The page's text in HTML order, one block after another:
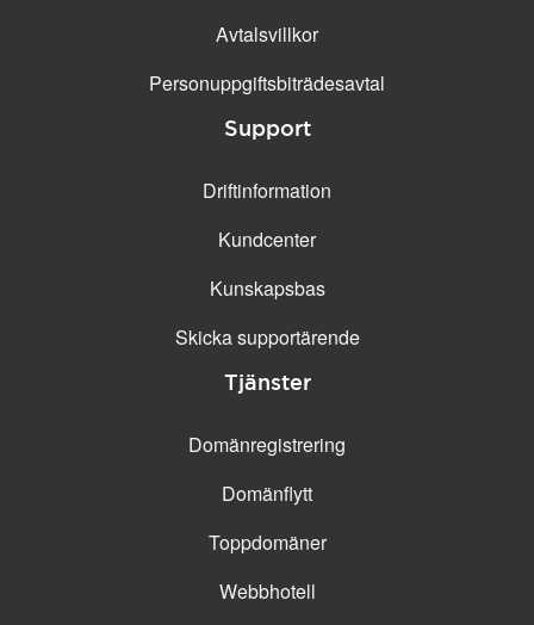
Avtalsvillkor
Personuppgifts­biträdesavtal
Support
Driftinformation
Kundcenter
Kunskapsbas
Skicka supportärende
Tjänster
Domänregistrering
Domänflytt
Toppdomäner
Webbhotell